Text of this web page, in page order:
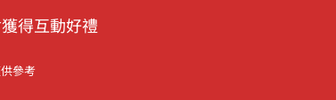
得互動好禮
參考